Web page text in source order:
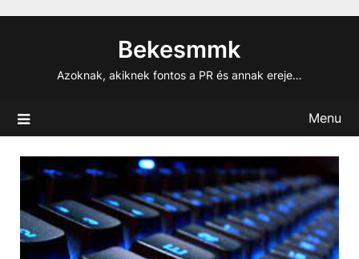
Bekesmmk
Azoknak, akiknek fontos a PR és annak ereje…
Menu